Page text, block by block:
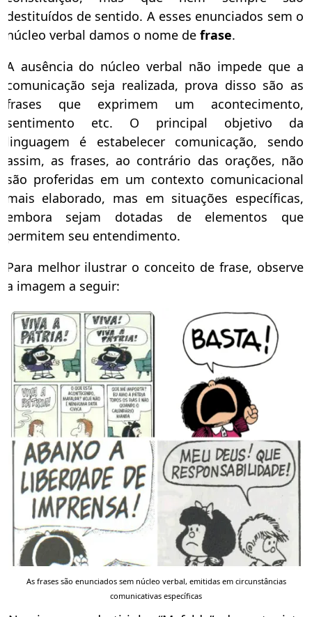
destituídos de sentido. A esses enunciados sem o
núcleo verbal damos o nome de frase.
A ausência do núcleo verbal não impede que a
comunicação seja realizada, prova disso são as
frases que exprimem um acontecimento,
sentimento etc. O principal objetivo da
linguagem é estabelecer comunicação, sendo
assim, as frases, ao contrário das orações, não
são proferidas em um contexto comunicacional
mais elaborado, mas em situações específicas,
embora sejam dotadas de elementos que
permitem seu entendimento.
Para melhor ilustrar o conceito de frase, observe
a imagem a seguir:
As frases são enunciados sem núcleo verbal, emitidas em circunstâncias
comunicativas específicas